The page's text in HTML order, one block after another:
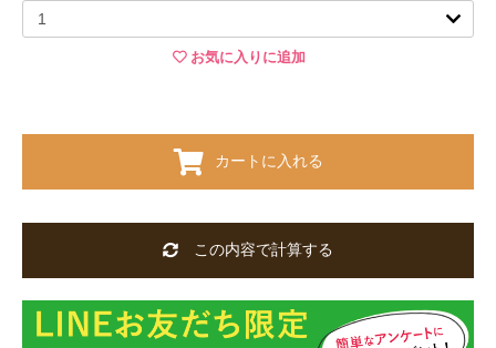
お気に入りに追加
カートに入れる
この内容で計算する